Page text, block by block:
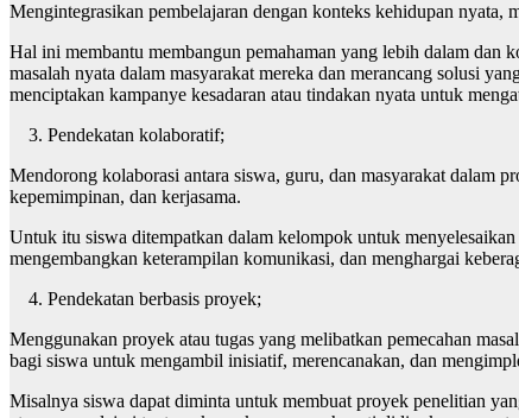
Mengintegrasikan pembelajaran dengan konteks kehidupan nyata,
Hal ini membantu membangun pemahaman yang lebih dalam dan
masalah nyata dalam masyarakat mereka dan merancang solusi
menciptakan kampanye kesadaran atau tindakan nyata untuk
3. Pendekatan kolaboratif;
Mendorong kolaborasi antara siswa, guru, dan masyarakat dalam
kepemimpinan, dan kerjasama.
Untuk itu siswa ditempatkan dalam kelompok untuk
mengembangkan keterampilan komunikasi, dan menghargai
4. Pendekatan berbasis proyek;
Menggunakan proyek atau tugas yang melibatkan pemecahan
bagi siswa untuk mengambil inisiatif, merencanakan, dan
Misalnya siswa dapat diminta untuk membuat proyek penelitian